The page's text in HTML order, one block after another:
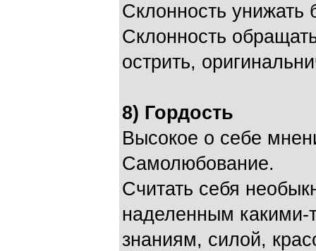
Склонность унижать
Склонность
острить,
8) Гордость
Высокое о себе
Самолюбование.
Считать себя
наделенным какими-
знаниям, силой,